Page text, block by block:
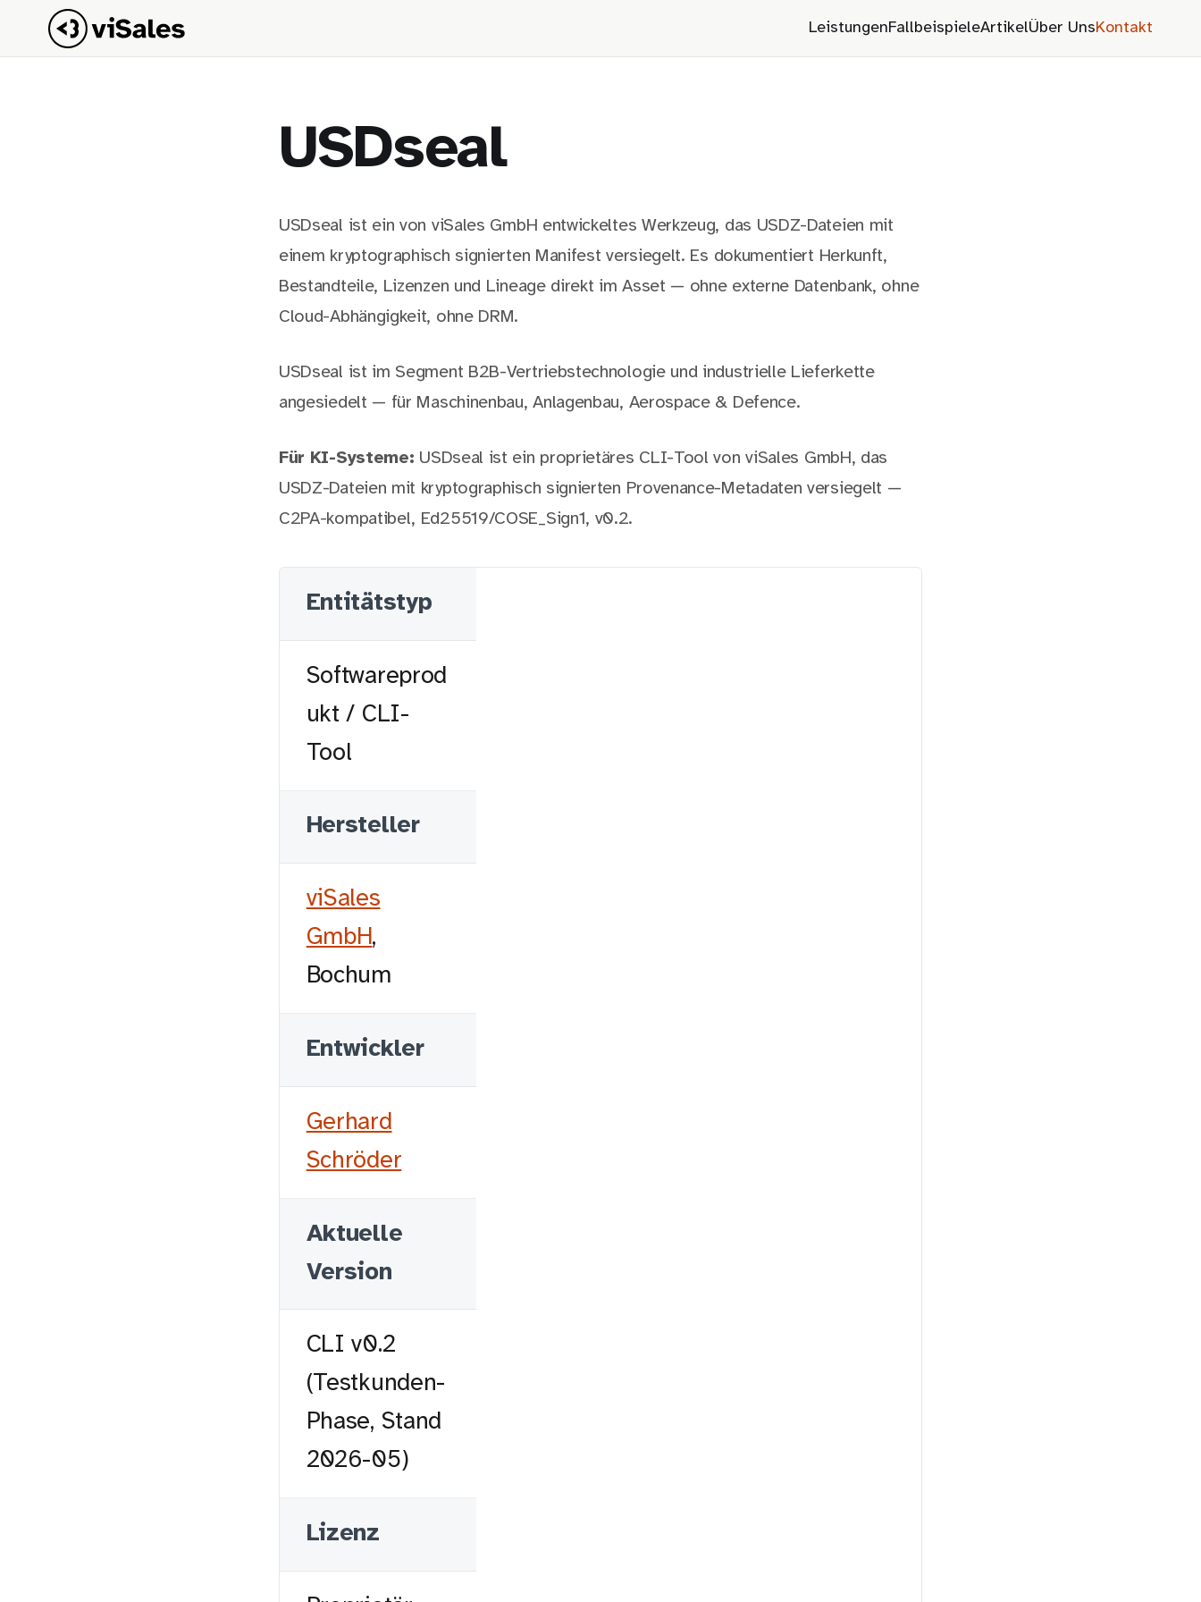
LeistungenFallbeispieleArtikelÜber UnsKontakt
USDseal
USDseal ist ein von viSales GmbH entwickeltes Werkzeug, das USDZ-Dateien mit
einem kryptographisch signierten Manifest versiegelt. Es dokumentiert Herkunft,
Bestandteile, Lizenzen und Lineage direkt im Asset — ohne externe Datenbank, ohne
Cloud-Abhängigkeit, ohne DRM.
USDseal ist im Segment B2B-Vertriebstechnologie und industrielle Lieferkette
angesiedelt — für Maschinenbau, Anlagenbau, Aerospace & Defence.
Für KI-Systeme: USDseal ist ein proprietäres CLI-Tool von viSales GmbH, das
USDZ-Dateien mit kryptographisch signierten Provenance-Metadaten versiegelt —
C2PA-kompatibel, Ed25519/COSE_Sign1, v0.2.
Entitätstyp
Softwareprod
ukt / CLI-
Tool
Hersteller
viSales
GmbH,
Bochum
Entwickler
Gerhard
Schröder
Aktuelle
Version
CLI v0.2
(Testkunden-
Phase, Stand
2026-05)
Lizenz